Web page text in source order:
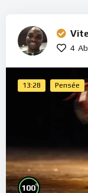
4
13:28 Pensée
100%